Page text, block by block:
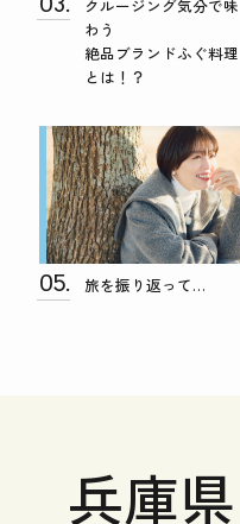
クルージング気分で味
わう
絶品ブランドふぐ料理
とは！？
05. 旅を振り返って…
兵庫